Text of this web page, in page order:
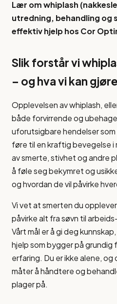
Lær om whiplash
utredning, behandling og
effektiv hjelp hos Cor
Slik forstår vi
– og hva vi kan
Opplevelsen av whiplash,
både forvirrende og
uforutsigbare hendelser som
føre til en kraftig bevegelse
av smerte, stivhet og andre
å føle seg bekymret og
og hvordan de vil påvirke
Vi vet at smerten du
påvirke alt fra søvn til
Vårt mål er å gi deg
hjelp som bygger på grundig
erfaring. Du er ikke alene,
måter å håndtere og
plager på.